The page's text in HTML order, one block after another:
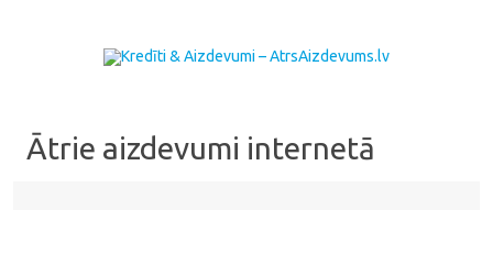
Ātrie aizdevumi internetā